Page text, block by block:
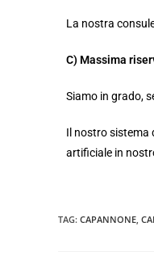
La nostra
C) Massima
Siamo in grado,
Il nostro sistema
artificiale in
TAG: CAPANNONE,